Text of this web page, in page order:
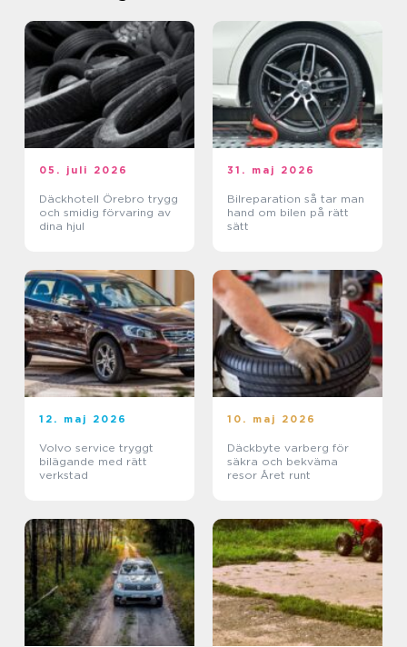
05. juli 2026
Däckhotell Örebro trygg
och smidig förvaring av
dina hjul
31. maj 2026
Bilreparation så tar man
hand om bilen på rätt
sätt
12. maj 2026
Volvo service tryggt
bilägande med rätt
verkstad
10. maj 2026
Däckbyte varberg för
säkra och bekväma
resor Året runt